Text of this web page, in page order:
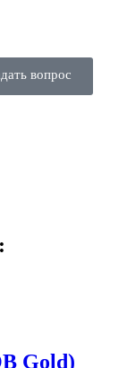
вопрос
Gold)